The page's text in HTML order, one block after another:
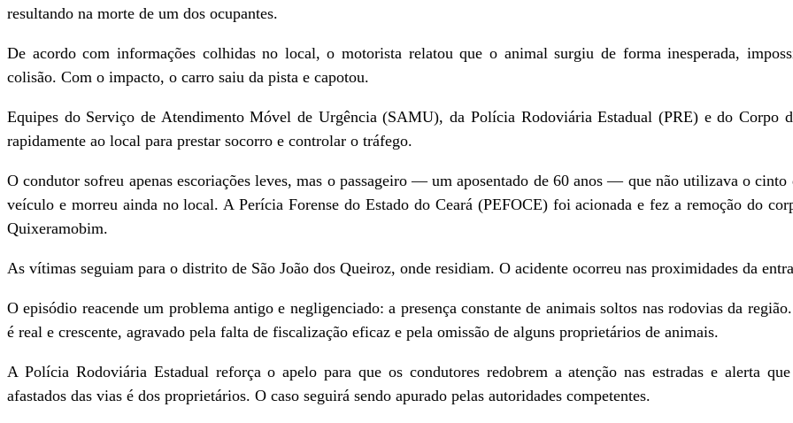
resultando na morte de um dos ocupantes.
De acordo com informações colhidas no local, o motorista relatou que o animal surgiu de forma inesperada,
colisão. Com o impacto, o carro saiu da pista e capotou.
Equipes do Serviço de Atendimento Móvel de Urgência (SAMU), da Polícia Rodoviária Estadual (PRE) e do Corpo
rapidamente ao local para prestar socorro e controlar o tráfego.
O condutor sofreu apenas escoriações leves, mas o passageiro — um aposentado de 60 anos — que não utilizava o cinto
veículo e morreu ainda no local. A Perícia Forense do Estado do Ceará (PEFOCE) foi acionada e fez a remoção do
Quixeramobim.
As vítimas seguiam para o distrito de São João dos Queiroz, onde residiam. O acidente ocorreu nas proximidades da
O episódio reacende um problema antigo e negligenciado: a presença constante de animais soltos nas rodovias da
é real e crescente, agravado pela falta de fiscalização eficaz e pela omissão de alguns proprietários de animais.
A Polícia Rodoviária Estadual reforça o apelo para que os condutores redobrem a atenção nas estradas e alerta
afastados das vias é dos proprietários. O caso seguirá sendo apurado pelas autoridades competentes.